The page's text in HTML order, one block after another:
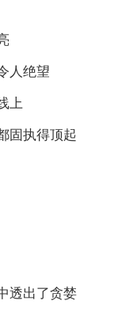
人绝望
上
固执得顶起
透出了贪婪